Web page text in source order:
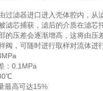
滤器进口进入壳体腔内，从滤
滤芯捕获，滤后的介质在滤芯
的压差会逐渐增高，这将由压
阀，可随时进行取样对流体进
：0.1MPa
最高可达15%